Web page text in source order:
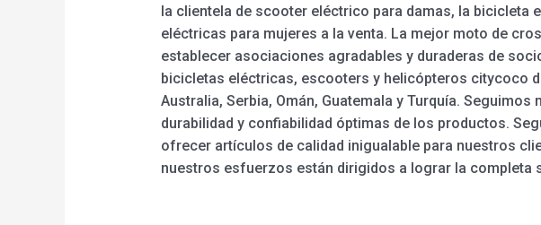
la clientela de scooter eléctrico para damas, la bicicleta
eléctricas para mujeres a la venta. La mejor moto de
establecer asociaciones agradables y duraderas de
bicicletas eléctricas, escooters y helicópteros citycoco
Australia, Serbia, Omán, Guatemala y Turquía.
durabilidad y confiabilidad óptimas de los productos.
ofrecer artículos de calidad inigualable para nuestros
nuestros esfuerzos están dirigidos a lograr la completa